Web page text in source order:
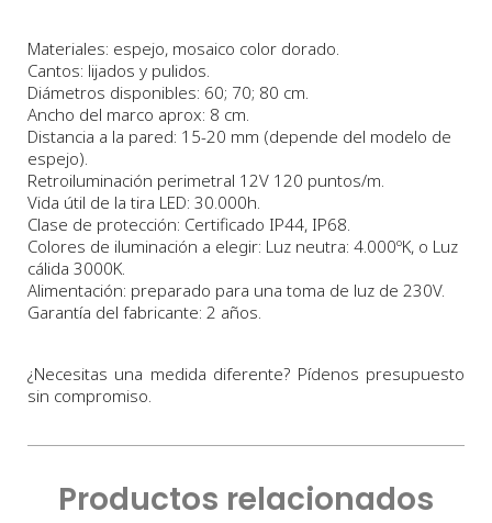
Materiales: espejo, mosaico color dorado.
Cantos: lijados y pulidos.
Diámetros disponibles: 60; 70; 80 cm.
Ancho del marco aprox: 8 cm.
Distancia a la pared: 15-20 mm (depende del modelo de
espejo).
Retroiluminación perimetral 12V 120 puntos/m.
Vida útil de la tira LED: 30.000h.
Clase de protección: Certificado IP44, IP68.
Colores de iluminación a elegir: Luz neutra: 4.000ºK, o Luz
cálida 3000K.
Alimentación: preparado para una toma de luz de 230V.
Garantía del fabricante: 2 años.
¿Necesitas una medida diferente? Pídenos presupuesto
sin compromiso.
Productos relacionados